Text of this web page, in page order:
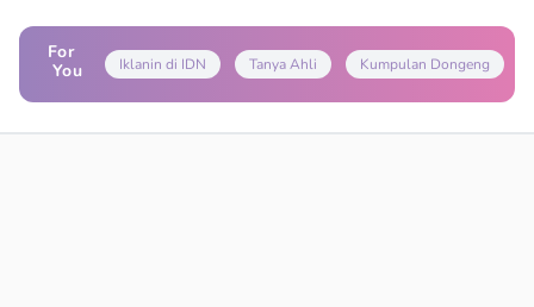
For
You
Iklanin di IDN Tanya Ahli Kumpulan Dongeng